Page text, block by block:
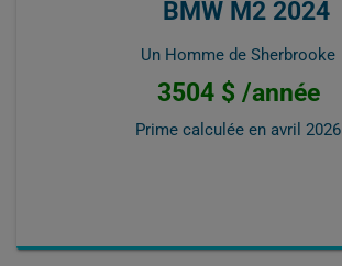
BMW M2 2024
Un Homme de Sherbrooke
3504 $ /année
Prime calculée en avril 2026